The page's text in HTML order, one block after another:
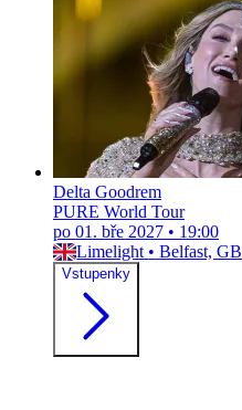
Delta Goodrem
PURE World Tour
po 01. bře 2027 • 19:00
Limelight • Belfast, GB
Vstupenky